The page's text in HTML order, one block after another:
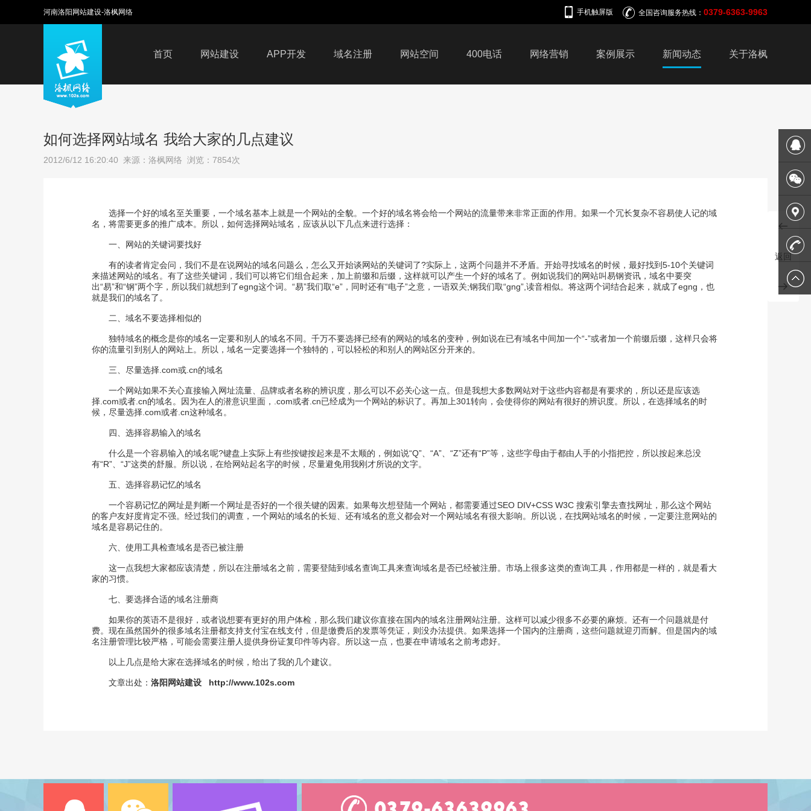
河南洛阳网站建设-洛枫网络 全国咨询服务热线： 0379-6363-9963
手机触屏版
首页 网站建设 APP开发 域名注册 网站空间 400电话 网络营销 案例展示 新闻动态 关于洛枫
如何选择网站域名 我给大家的几点建议
2012/6/12 16:20:40 来源：洛枫网络 浏览：7854次
选择一个好的域名至关重要，一个域名基本上就是一个网站的全貌。一个好的域名将会给一个网站的流量带来非常正面的作用。如果一个冗长复杂不容易使人记的域
名，将需要更多的推广成本。所以，如何选择网站域名，应该从以下几点来进行选择：
一、网站的关键词要找好
有的读者肯定会问，我们不是在说网站的域名问题么，怎么又开始谈网站的关键词了?实际上，这两个问题并不矛盾。开始寻找域名的时候，最好找到5-10个关键词
来描述网站的域名。有了这些关键词，我们可以将它们组合起来，加上前缀和后缀，这样就可以产生一个好的域名了。例如说我们的网站叫易钢资讯，域名中要突
出“易”和“钢”两个字，所以我们就想到了egng这个词。“易”我们取“e”，同时还有“电子”之意，一语双关;钢我们取“gng”,读音相似。将这两个词结合起来，就成了egng，也
就是我们的域名了。
二、域名不要选择相似的
独特域名的概念是你的域名一定要和别人的域名不同。千万不要选择已经有的网站的域名的变种，例如说在已有域名中间加一个“-”或者加一个前缀后缀，这样只会将
你的流量引到别人的网站上。所以，域名一定要选择一个独特的，可以轻松的和别人的网站区分开来的。
三、尽量选择.com或.cn的域名
一个网站如果不关心直接输入网址流量、品牌或者名称的辨识度，那么可以不必关心这一点。但是我想大多数网站对于这些内容都是有要求的，所以还是应该选
择.com或者.cn的域名。因为在人的潜意识里面，.com或者.cn已经成为一个网站的标识了。再加上301转向，会使得你的网站有很好的辨识度。所以，在选择域名的时
候，尽量选择.com或者.cn这种域名。
四、选择容易输入的域名
什么是一个容易输入的域名呢?键盘上实际上有些按键按起来是不太顺的，例如说“Q”、“A”、“Z”还有“P”等，这些字母由于都由人手的小指把控，所以按起来总没
有“R”、“J”这类的舒服。所以说，在给网站起名字的时候，尽量避免用我刚才所说的文字。
五、选择容易记忆的域名
一个容易记忆的网址是判断一个网址是否好的一个很关键的因素。如果每次想登陆一个网站，都需要通过SEO DIV+CSS W3C 搜索引擎去查找网址，那么这个网站
的客户友好度肯定不强。经过我们的调查，一个网站的域名的长短、还有域名的意义都会对一个网站域名有很大影响。所以说，在找网站域名的时候，一定要注意网站的
域名是容易记住的。
六、使用工具检查域名是否已被注册
这一点我想大家都应该清楚，所以在注册域名之前，需要登陆到域名查询工具来查询域名是否已经被注册。市场上很多这类的查询工具，作用都是一样的，就是看大
家的习惯。
七、要选择合适的域名注册商
如果你的英语不是很好，或者说想要有更好的用户体检，那么我们建议你直接在国内的域名注册网站注册。这样可以减少很多不必要的麻烦。还有一个问题就是付
费。现在虽然国外的很多域名注册都支持支付宝在线支付，但是缴费后的发票等凭证，则没办法提供。如果选择一个国内的注册商，这些问题就迎刃而解。但是国内的域
名注册管理比较严格，可能会需要注册人提供身份证复印件等内容。所以这一点，也要在申请域名之前考虑好。
以上几点是给大家在选择域名的时候，给出了我的几个建议。
文章出处： 洛阳网站建设 http://www.102s.com
返回
在线客
服
微信平
台
联系我
0379-